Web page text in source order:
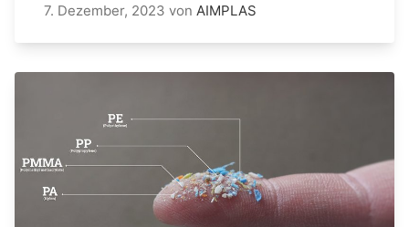
7. Dezember, 2023 von AIMPLAS